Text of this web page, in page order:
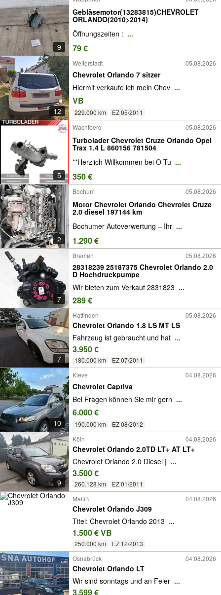
9
Gebläsemotor(13283815)CHEVROLET
ORLANDO(2010>2014)
Öffnungszeiten : ...
79 €
12
Weiterstadt 05.08.2026
Chevrolet Orlando 7 sitzer
Hiermit verkaufe ich mein Chev ...
VB
229.000 km EZ 05/2011
5
Wachtberg 05.08.2026
Turbolader Chevrolet Cruze Orlando Opel
Trax 1.4 L 860156 781504
**Herzlich Willkommen bei O-Tu ...
350 €
2
Bochum 05.08.2026
Motor Chevrolet Orlando Chevrolet Cruze
2.0 diesel 197144 km
Bochumer Autoverwertung – Ihr ...
1.290 €
7
Bremen 05.08.2026
28318239 25187375 Chevrolet Orlando 2.0
D Hochdruckpumpe
Wir bieten zum Verkauf 2831823 ...
289 €
7
Hattingen 05.08.2026
Chevrolet Orlando 1.8 LS MT LS
Fahrzeug ist gebraucht und hat ...
3.950 €
180.000 km EZ 07/2011
10
Kleve 04.08.2026
Chevrolet Captiva
Bei Fragen können Sie mir gern ...
6.000 €
190.000 km EZ 08/2012
9
Köln 04.08.2026
Chevrolet Orlando 2.0TD LT+ AT LT+
Chevrolet Orlando 2.0 Diesel | ...
3.500 €
260.128 km
EZ 01/2011
Malliß
04.08.2026
Chevrolet Orlando J309
Titel: Chevrolet Orlando 2013 ...
1.500 € VB
250.000 km EZ 12/2013
Osnabrück 04.08.2026
Chevrolet Orlando LT
Wir sind sonntags und an Feier ...
3.599 €